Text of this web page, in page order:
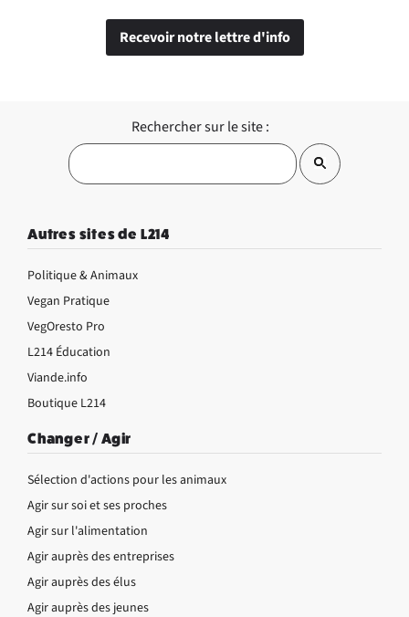
Recevoir notre lettre d'info
Rechercher sur le site :
Autres sites de L214
Politique & Animaux
Vegan Pratique
VegOresto Pro
L214 Éducation
Viande.info
Boutique L214
Changer / Agir
Sélection d'actions pour les animaux
Agir sur soi et ses proches
Agir sur l'alimentation
Agir auprès des entreprises
Agir auprès des élus
Agir auprès des jeunes